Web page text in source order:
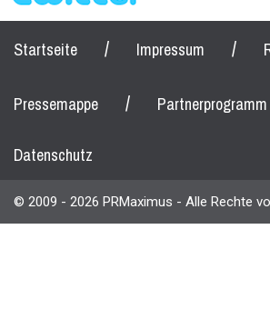
Startseite / Impressum /
Pressemappe / Partnerprogramm
Datenschutz
© 2009 - 2026 PRMaximus - Alle Rechte